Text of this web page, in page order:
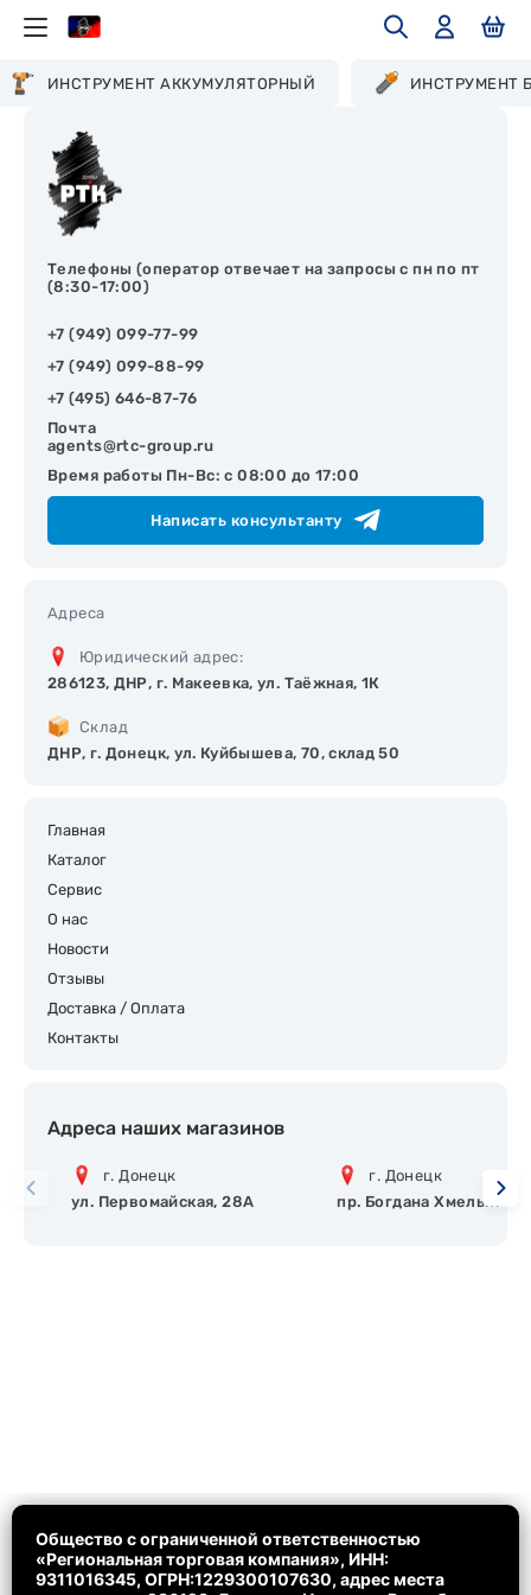
ИНСТРУМЕНТ АККУМУЛЯТОРНЫЙ ИНСТРУМЕНТ
Общество с ограниченной ответственностью
«Региональная торговая компания», ИНН:
9311016345, ОГРН:1229300107630, адрес места
Телефоны (оператор отвечает на запросы с пн по пт
(8:30-17:00)
+7 (949) 099-77-99
+7 (949) 099-88-99
+7 (495) 646-87-76
Почта
agents@rtc-group.ru
Время работы Пн-Вс: с 08:00 до 17:00
Написать консультанту
Адреса
Юридический адрес:
286123, ДНР, г. Макеевка, ул. Таёжная, 1К
Склад
ДНР, г. Донецк, ул. Куйбышева, 70, склад 50
Главная
Каталог
Сервис
О нас
Новости
Отзывы
Доставка / Оплата
Контакты
Адреса наших магазинов
г. Донецк
ул. Первомайская, 28А
г. Донецк
пр. Богдана